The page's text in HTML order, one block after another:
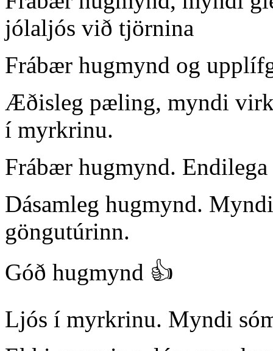
jólaljós við tjörnina
Frábær hugmynd og
Æðisleg pæling, myndi
í myrkrinu.
Frábær hugmynd.
Dásamleg hugmynd.
göngutúrinn.
Góð hugmynd 👍
Ljós í myrkrinu. Myndi